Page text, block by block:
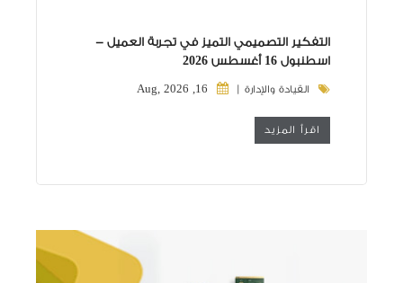
التفكير التصميمي التميز في تجربة العميل -
اسطنبول 16 أغسطس 2026
القيادة والإدارة | 16, Aug, 2026
اقرأ المزيد